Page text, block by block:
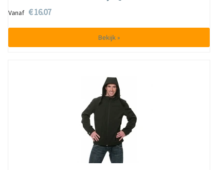
Vanaf € 16.07
Bekijk »